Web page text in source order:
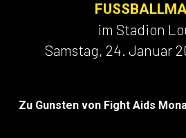
im Stadion
Samstag, 24. Januar
Zu Gunsten von Fight Aids